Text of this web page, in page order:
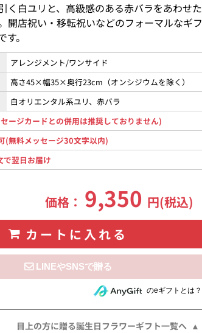
く白ユリと、高級感のある赤バラをあわせた
開店祝い・移転祝いなどのフォーマルなギフ
。
アレンジメント/ワンサイド
高さ45×幅35×奥行23cm（オンシジウムを除く）
白オリエンタル系ユリ、赤バラ
ージカードとの併用は推奨しておりません)
(無料メッセージ30文字以内)
で翌日お届け
価格： 9,350 円(税込)
カートに入れる
所を知らない相手にeギフトで贈るのeギフトとは？
目上の方に贈る誕生日フラワーギフト一覧へ